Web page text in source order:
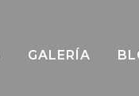
GALERÍA